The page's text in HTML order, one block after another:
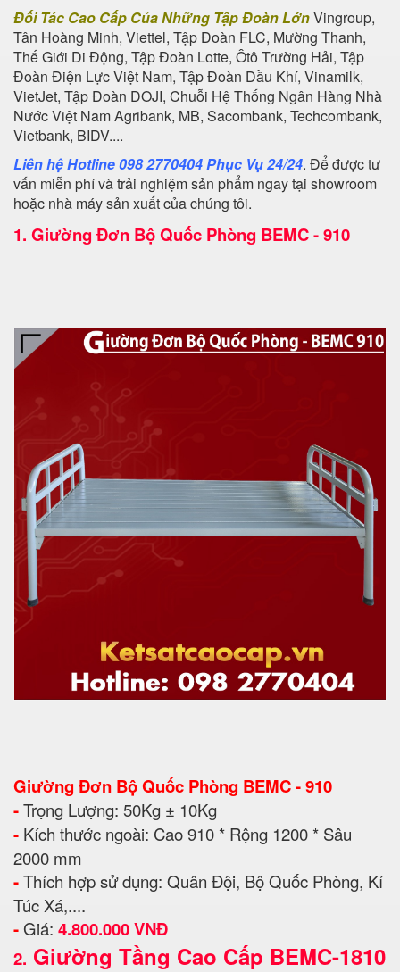
Đối Tác Cao Cấp Của Những Tập Đoàn LớnVingroup,
Tân Hoàng Minh, Viettel, Tập Đoàn FLC, Mường Thanh,
Thế Giới Di Động, Tập Đoàn Lotte, Ôtô Trường Hải, Tập
Đoàn Điện Lực Việt Nam, Tập Đoàn Dầu Khí, Vinamilk,
VietJet, Tập Đoàn DOJI, Chuỗi Hệ Thống Ngân Hàng Nhà
Nước Việt Nam Agribank, MB, Sacombank, Techcombank,
Vietbank, BIDV....
Liên hệ Hotline 098 2770404 Phục Vụ 24/24. Để được tư
vấn miễn phí và trải nghiệm sản phẩm ngay tại showroom
hoặc nhà máy sản xuất của chúng tôi.
1. Giường Đơn Bộ Quốc Phòng BEMC - 910
Giường Đơn Bộ Quốc Phòng BEMC - 910
-Trọng Lượng: 50Kg ± 10Kg
- Kích thước ngoài: Cao 910 * Rộng 1200 * Sâu
2000 mm
-Thích hợp sử dụng: Quân Đội, Bộ Quốc Phòng, Kí
Túc Xá,....
- Giá: 4.800.000 VNĐ
2. Giường Tầng Cao Cấp BEMC-1810